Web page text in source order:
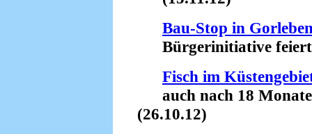
Bau-Stop in
Bürgerinitiative feiert
Fisch im
auch nach 18
(26.10.12)